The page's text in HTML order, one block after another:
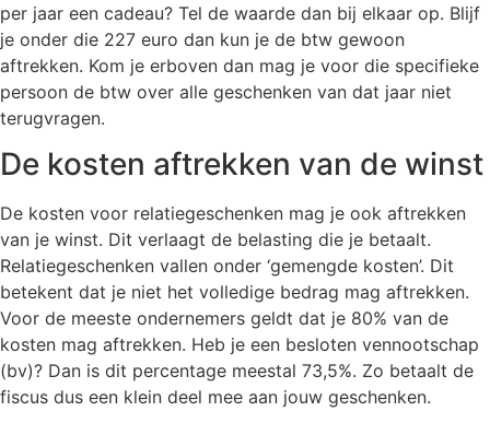
per jaar een cadeau? Tel de waarde dan bij elkaar op. Blijf
je onder die 227 euro dan kun je de btw gewoon
aftrekken. Kom je erboven dan mag je voor die specifieke
persoon de btw over alle geschenken van dat jaar niet
terugvragen.
De kosten aftrekken van de winst
De kosten voor relatiegeschenken mag je ook aftrekken
van je winst. Dit verlaagt de belasting die je betaalt.
Relatiegeschenken vallen onder ‘gemengde kosten’. Dit
betekent dat je niet het volledige bedrag mag aftrekken.
Voor de meeste ondernemers geldt dat je 80% van de
kosten mag aftrekken. Heb je een besloten vennootschap
(bv)? Dan is dit percentage meestal 73,5%. Zo betaalt de
fiscus dus een klein deel mee aan jouw geschenken.